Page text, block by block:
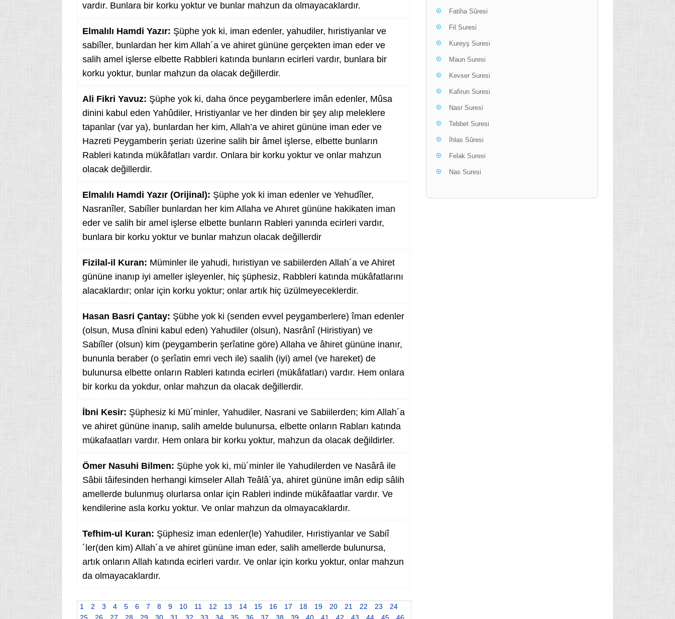
vardır. Bunlara bir korku yoktur ve bunlar mahzun da olmayacaklardır.
Elmalılı Hamdi Yazır: Şüphe yok ki, iman edenler, yahudiler, hıristiyanlar ve
sabiîler, bunlardan her kim Allah´a ve ahiret gününe gerçekten iman eder ve
salih amel işlerse elbette Rabbleri katında bunların ecirleri vardır, bunlara bir
korku yoktur, bunlar mahzun da olacak değillerdir.
Ali Fikri Yavuz: Şüphe yok ki, daha önce peygamberlere imân edenler, Mûsa
dinini kabul eden Yahûdiler, Hristiyanlar ve her dinden bir şey alıp meleklere
tapanlar (var ya), bunlardan her kim, Allah’a ve ahiret gününe iman eder ve
Hazreti Peygamberin şeriatı üzerine salih bir âmel işlerse, elbette bunların
Rableri katında mükâfatları vardır. Onlara bir korku yoktur ve onlar mahzun
olacak değillerdir.
Elmalılı Hamdi Yazır (Orijinal): Şüphe yok ki iman edenler ve Yehudîler,
Nasranîler, Sabiîler bunlardan her kim Allaha ve Ahıret gününe hakikaten iman
eder ve salih bir amel işlerse elbette bunların Rableri yanında ecirleri vardır,
bunlara bir korku yoktur ve bunlar mahzun olacak değillerdir
Fizilal-il Kuran: Müminler ile yahudi, hıristiyan ve sabiilerden Allah´a ve Ahiret
gününe inanıp iyi ameller işleyenler, hiç şüphesiz, Rabbleri katında mükâfatlarını
alacaklardır; onlar için korku yoktur; onlar artık hiç üzülmeyeceklerdir.
Hasan Basri Çantay: Şübhe yok ki (senden evvel peygamberlere) îman edenler
(olsun, Musa dînini kabul eden) Yahudiler (olsun), Nasrânî (Hiristiyan) ve
Sabiîler (olsun) kim (peygamberin şerîatine göre) Allaha ve âhiret gününe inanır,
bununla beraber (o şerîatin emri vech ile) saalih (iyi) amel (ve hareket) de
bulunursa elbette onların Rableri katında ecirleri (mükâfatları) vardır. Hem onlara
bir korku da yokdur, onlar mahzun da olacak değillerdir.
İbni Kesir: Şüphesiz ki Mü´minler, Yahudiler, Nasrani ve Sabiilerden; kim Allah´a
ve ahiret gününe inanıp, salih amelde bulunursa, elbette onların Rabları katında
mükafaatları vardır. Hem onlara bir korku yoktur, mahzun da olacak değildirler.
Ömer Nasuhi Bilmen: Şüphe yok ki, mü´minler ile Yahudilerden ve Nasârâ ile
Sâbii tâifesinden herhangi kimseler Allah Teâlâ´ya, ahiret gününe imân edip sâlih
amellerde bulunmuş olurlarsa onlar için Rableri indinde mükâfaatlar vardır. Ve
kendilerine asla korku yoktur. Ve onlar mahzun da olmayacaklardır.
Tefhim-ul Kuran: Şüphesiz iman edenler(le) Yahudiler, Hıristiyanlar ve Sabiî
´ler(den kim) Allah´a ve ahiret gününe iman eder, salih amellerde bulunursa,
artık onların Allah katında ecirleri vardır. Ve onlar için korku yoktur, onlar mahzun
da olmayacaklardır.
1 2 3 4 5 6 7 8 9 10 11 12 13 14 15 16 17 18 19 20 21 22 23
24
Fatiha Sûresi
Fil Suresi
Kureyş Suresi
Maun Suresi
Kevser Suresi
Kafirun Suresi
Nasr Suresi
Tebbet Suresi
İhlas Sûresi
Felak Suresi
Nas Suresi